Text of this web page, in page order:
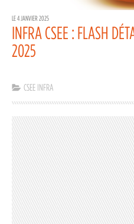
LE 4 JANVIER 2025
INFRA CSEE : FLASH
2025
CSEE INFRA